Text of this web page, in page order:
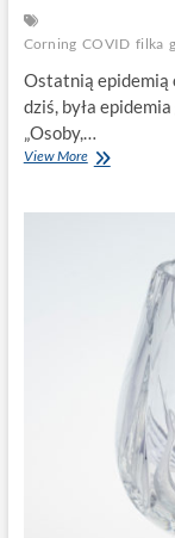
Corning COVID filka
Ostatnią epidemią
dziś, była
„Osoby,…
View MorePfizer